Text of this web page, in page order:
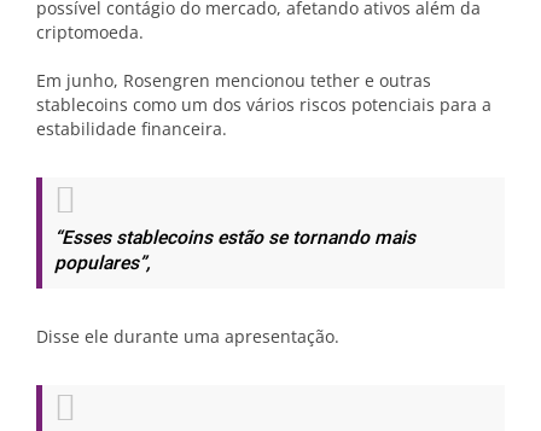
possível contágio do mercado, afetando ativos além da
criptomoeda.
Em junho, Rosengren mencionou tether e outras
stablecoins como um dos vários riscos potenciais para a
estabilidade financeira.
“Esses stablecoins estão se tornando mais
populares”,
Disse ele durante uma apresentação.